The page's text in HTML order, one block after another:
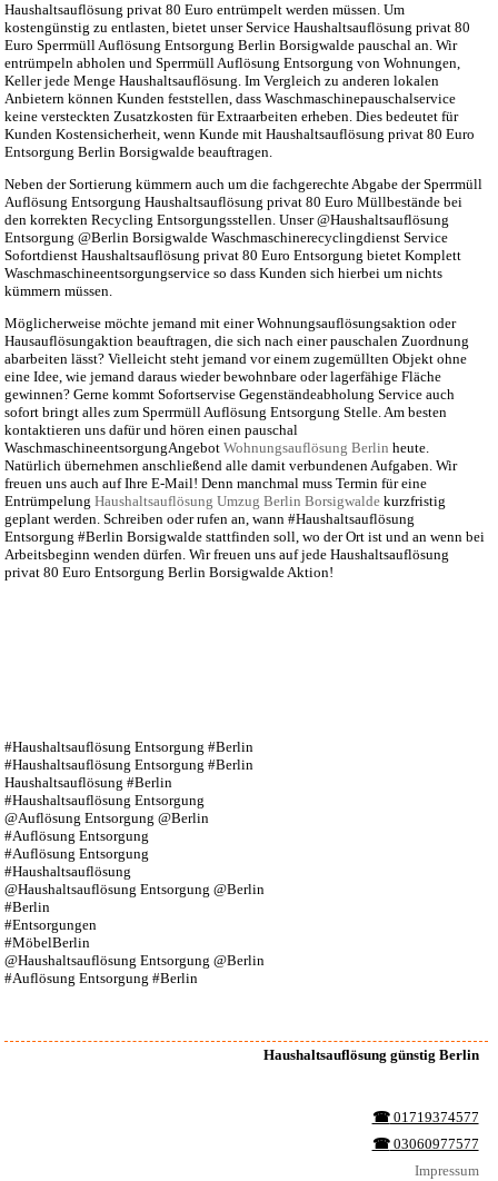
Haushaltsauflösung privat 80 Euro entrümpelt werden müssen. Um
kostengünstig zu entlasten, bietet unser Service Haushaltsauflösung privat 80
Euro Sperrmüll Auflösung Entsorgung Berlin Borsigwalde pauschal an. Wir
entrümpeln abholen und Sperrmüll Auflösung Entsorgung von Wohnungen,
Keller jede Menge Haushaltsauflösung. Im Vergleich zu anderen lokalen
Anbietern können Kunden feststellen, dass Waschmaschinepauschalservice
keine versteckten Zusatzkosten für Extraarbeiten erheben. Dies bedeutet für
Kunden Kostensicherheit, wenn Kunde mit Haushaltsauflösung privat 80 Euro
Entsorgung Berlin Borsigwalde beauftragen.
Neben der Sortierung kümmern auch um die fachgerechte Abgabe der Sperrmüll
Auflösung Entsorgung Haushaltsauflösung privat 80 Euro Müllbestände bei
den korrekten Recycling Entsorgungsstellen. Unser @Haushaltsauflösung
Entsorgung @Berlin Borsigwalde Waschmaschinerecyclingdienst Service
Sofortdienst Haushaltsauflösung privat 80 Euro Entsorgung bietet Komplett
Waschmaschineentsorgungservice so dass Kunden sich hierbei um nichts
kümmern müssen.
Möglicherweise möchte jemand mit einer Wohnungsauflösungsaktion oder
Hausauflösungaktion beauftragen, die sich nach einer pauschalen Zuordnung
abarbeiten lässt? Vielleicht steht jemand vor einem zugemüllten Objekt ohne
eine Idee, wie jemand daraus wieder bewohnbare oder lagerfähige Fläche
gewinnen? Gerne kommt Sofortservise Gegenständeabholung Service auch
sofort bringt alles zum Sperrmüll Auflösung Entsorgung Stelle. Am besten
kontaktieren uns dafür und hören einen pauschal
WaschmaschineentsorgungAngebot Wohnungsauflösung Berlin heute.
Natürlich übernehmen anschließend alle damit verbundenen Aufgaben. Wir
freuen uns auch auf Ihre E-Mail! Denn manchmal muss Termin für eine
Entrümpelung Haushaltsauflösung Umzug Berlin Borsigwalde kurzfristig
geplant werden. Schreiben oder rufen an, wann #Haushaltsauflösung
Entsorgung #Berlin Borsigwalde stattfinden soll, wo der Ort ist und an wenn bei
Arbeitsbeginn wenden dürfen. Wir freuen uns auf jede Haushaltsauflösung
privat 80 Euro Entsorgung Berlin Borsigwalde Aktion!
#Haushaltsauflösung Entsorgung #Berlin
#Haushaltsauflösung Entsorgung #Berlin
Haushaltsauflösung #Berlin
#Haushaltsauflösung Entsorgung
@Auflösung Entsorgung @Berlin
#Auflösung Entsorgung
#Auflösung Entsorgung
#Haushaltsauflösung
@Haushaltsauflösung Entsorgung @Berlin
#Berlin
#Entsorgungen
#MöbelBerlin
@Haushaltsauflösung Entsorgung @Berlin
#Auflösung Entsorgung #Berlin
Haushaltsauflösung günstig Berlin
☎︎01719374577
☎︎03060977577
Impressum